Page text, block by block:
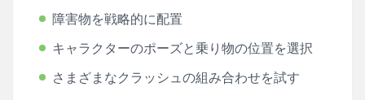
障害物を戦略的に配置
キャラクターのポーズと乗り物の位置を選択
さまざまなクラッシュの組み合わせを試す